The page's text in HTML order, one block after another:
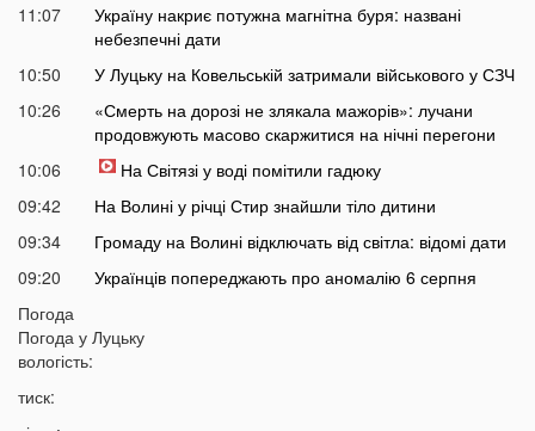
11:07
Україну накриє потужна магнітна буря: названі
небезпечні дати
10:50
У Луцьку на Ковельській затримали військового у СЗЧ
10:26
«Смерть на дорозі не злякала мажорів»: лучани
продовжують масово скаржитися на нічні перегони
10:06
На Світязі у воді помітили гадюку
09:42
На Волині у річці Стир знайшли тіло дитини
09:34
Громаду на Волині відключать від світла: відомі дати
09:20
Українців попереджають про аномалію 6 серпня
09:05
вважався зниклим безвісти
Погода
Погода у Луцьку
вологість:
тиск: